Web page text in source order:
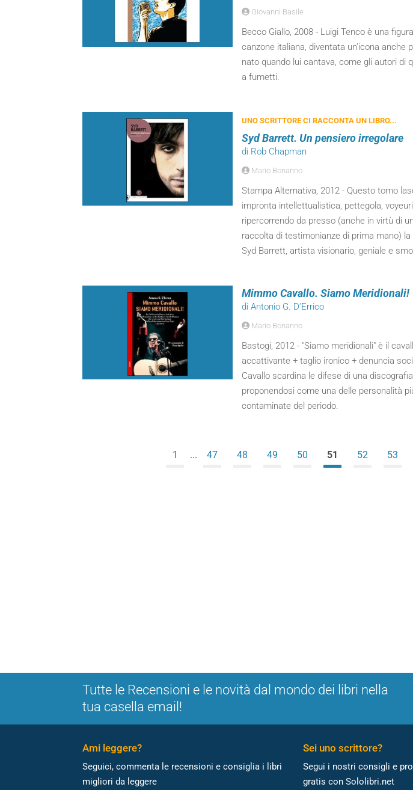
Giovanni Basile
Becco Giallo, 2008 - Luigi Tenco è una
canzone italiana, diventata un’icona anche
nato quando lui cantava, come gli autori di
a fumetti.
UNO SCRITTORE CI RACCONTA UN LIBRO...
Syd Barrett. Un pensiero irregolare
di Rob Chapman
Mario Bonanno
Stampa Alternativa, 2012 - Questo tomo
impronta intellettualistica, pettegola,
ripercorrendo da presso (anche in virtù di
raccolta di testimonianze di prima mano)
Syd Barrett, artista visionario, geniale e
Mimmo Cavallo. Siamo Meridionali!
di Antonio G. D’Errico
Mario Bonanno
Bastogi, 2012 - "Siamo meridionali" è il
accattivante + taglio ironico + denuncia
Cavallo scardina le difese di una
proponendosi come una delle personalità
contaminate del periodo.
1 ... 47 48 49 50 51 52 53
Tutte le Recensioni e le novità dal mondo dei libri nella
tua casella email!
Ami leggere?
Seguici, commenta le recensioni e consiglia i libri
migliori da leggere
Sei uno scrittore?
Segui i nostri consigli e
gratis con Sololibri.net